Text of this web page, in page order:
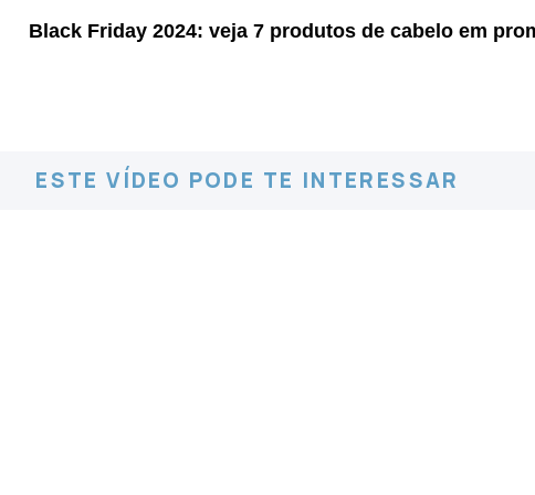
Black Friday 2024: veja 7 produtos de cabelo em
ESTE VÍDEO PODE TE INTERESSAR